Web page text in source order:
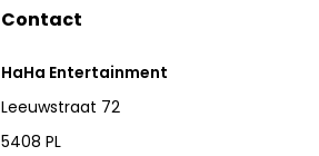
Contact
HaHa Entertainment
Leeuwstraat 72
5408 PL